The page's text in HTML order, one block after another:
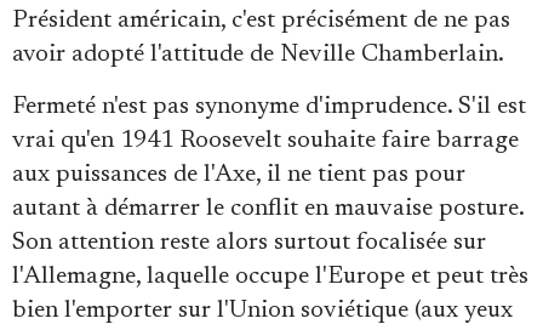
Président américain, c'est précisément de ne pas
avoir adopté l'attitude de Neville Chamberlain.
Fermeté n'est pas synonyme d'imprudence. S'il est
vrai qu'en 1941 Roosevelt souhaite faire barrage
aux puissances de l'Axe, il ne tient pas pour
autant à démarrer le conflit en mauvaise posture.
Son attention reste alors surtout focalisée sur
l'Allemagne, laquelle occupe l'Europe et peut très
bien l'emporter sur l'Union soviétique (aux yeux